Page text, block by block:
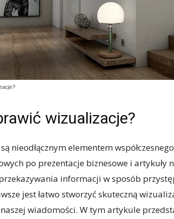
wizualizacje?
nieodłącznym elementem
po prezentacje biznesowe i artykuły
informacji w sposób
jest łatwo stworzyć skuteczną
wiadomości. W tym artykule